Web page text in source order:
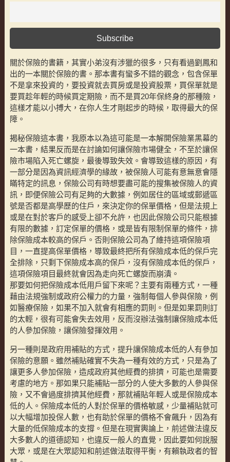
關於保險的書籍，其實小弟沒有涉獵的很多，只有看過劉鳳和
出的一本關於保險的書。那本書有蠻多不錯的觀念，包含保單
不是拿來投資的，要投資就去買房或是投資股票，買保單就是
要買趁年輕的時候買定期險，而不是買20年保終身的那種險，
這樣才能以小搏大，在你人生才剛起步的時候，取得最大的保
障。
揭秘保險這本書，我原本以為這可能是一本解開保險業黑幕的
一本書，結果反而是在討論如何讓保險市場健全，不至於讓保
險市場陷入死亡螺旋，最後導致失效。會導致這樣的原因，有
一部分是因為資訊經濟學的緣故，被保險人可能有意無意會隱
瞞特定的訊息，保險公司有時想要盡可能的搜集被保險人的資
訊，即便保險公司有足夠的大數據，例如居住的區域或郵遞區
號是否都是高學歷的住戶，來決定你的保單價格，但是法規上
或是在對於客戶的感受上卻不允許，也因此保險公司只能根據
有限的數據，訂定保單的價格，或是皆有限制保單的條件，排
除保險成本較高的保戶。否則保險公司為了維持這項保險項
目，一直提高保單價格，導致最終把所有保險成本低的保戶完
全排除，只剩下保險成本高的保戶，沒有保險成本低的保戶，
這項保險項目最終就會因為走向死亡螺旋而崩潰。
那要如何把保險成本低用戶留下來呢？主要有兩種方式，一種
藉由法規強制或政府公權力的力量，強制每個人參與保險，例
如醫療保險，如果不加入就會有相應的罰則。但是如果罰則訂
的太輕，很有可能會失去效用，反而沒辦法強制讓保險成本低
的人參加保險，讓保險發揮效用。
另一種則是政府用補貼的方式，提升讓保險成本低的人有參加
保險的意願。雖然補貼確實不失為一種有效的方式，只是為了
讓更多人參加保險，造成政府其他經費的排擠，可能也是需要
考慮的地方。那如果只能補貼一部分的人使大多數的人參與保
險，又不會過度排擠其他經費，那就補貼年輕人或是保險成本
低的人。保險成本低的人對於保單的價格敏感，少量補貼就可
以大幅增加投保人數，也有助於保單的價格不會飆升，因為有
大量的低保險成本的支撐。但是在現實輿論上，前述做法違反
大多數人的道德認知，也違反一般人的直覺，因此要如何說服
大眾，或是在大眾認知和前述做法取得平衡，有賴執政者的智